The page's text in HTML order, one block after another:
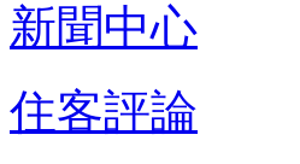
新聞中心
住客評論